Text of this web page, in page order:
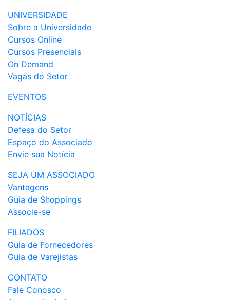
UNIVERSIDADE
Sobre a Universidade
Cursos Online
Cursos Presenciais
On Demand
Vagas do Setor
EVENTOS
NOTÍCIAS
Defesa do Setor
Espaço do Associado
Envie sua Notícia
SEJA UM ASSOCIADO
Vantagens
Guia de Shoppings
Associe-se
FILIADOS
Guia de Fornecedores
Guia de Varejistas
CONTATO
Fale Conosco